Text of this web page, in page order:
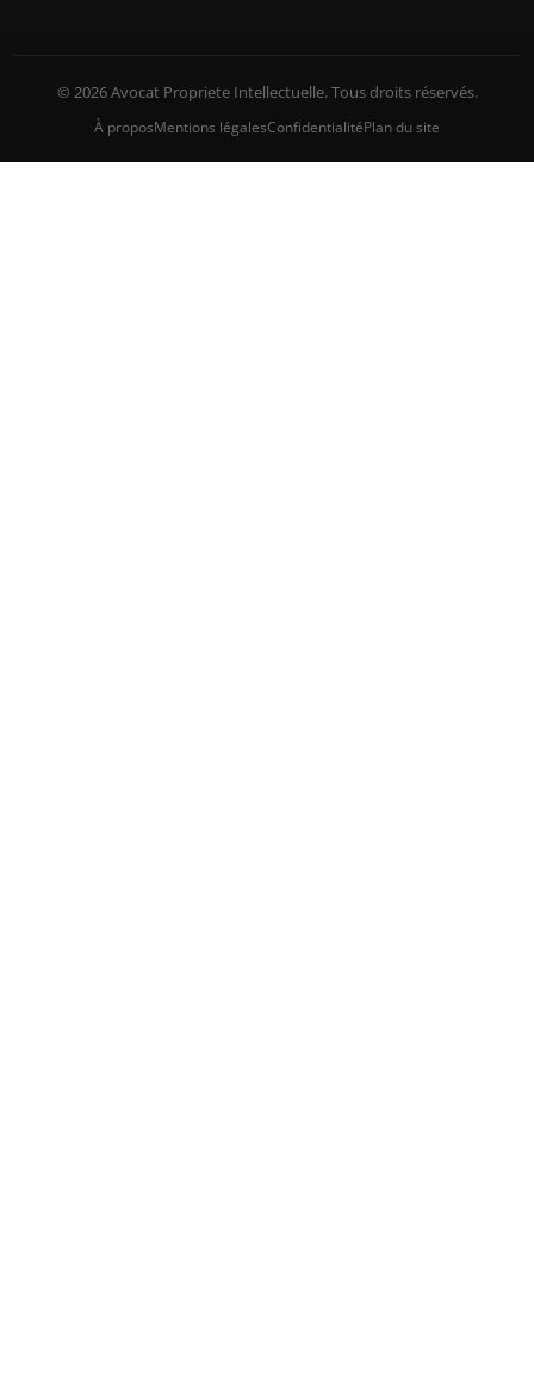
© 2026 Avocat Propriete Intellectuelle. Tous droits réservés.
À proposMentions légalesConfidentialitéPlan du site